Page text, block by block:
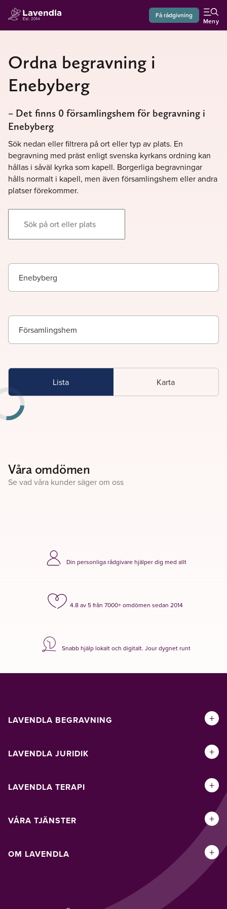
Få rådgivning
Meny
Ordna begravning i
Enebyberg
– Det finns 0 församlingshem för begravning i
Enebyberg
Sök nedan eller filtrera på ort eller typ av plats. En
begravning med präst enligt svenska kyrkans ordning kan
hållas i såväl kyrka som kapell. Borgerliga begravningar
hålls normalt i kapell, men även församlingshem eller andra
platser förekommer.
Sök på ort eller plats
Enebyberg
Församlingshem
Lista Karta
Våra omdömen
Se vad våra kunder säger om oss
Din personliga rådgivare hjälper dig med allt
4.8 av 5 från 7000+ omdömen sedan 2014
Snabb hjälp lokalt och digitalt. Jour dygnet runt
LAVENDLA BEGRAVNING +
LAVENDLA JURIDIK +
LAVENDLA TERAPI +
VÅRA TJÄNSTER +
OM LAVENDLA +